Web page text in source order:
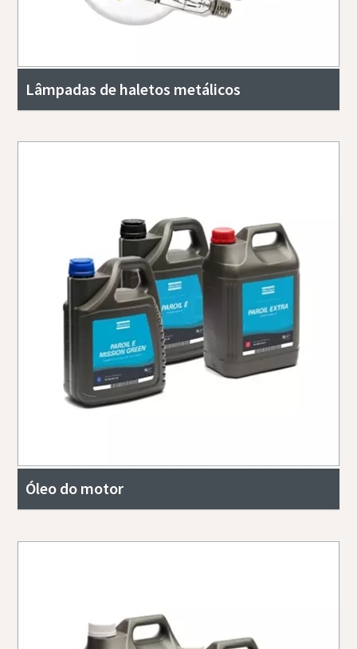
Lâmpadas de haletos metálicos
Óleo do motor